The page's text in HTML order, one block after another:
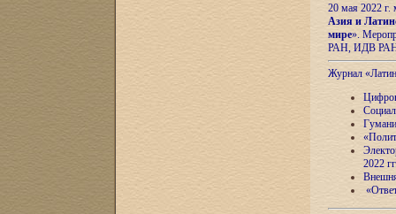
20 мая 2022
Азия и
мире».
РАН, ИДВ
Журнал
2022